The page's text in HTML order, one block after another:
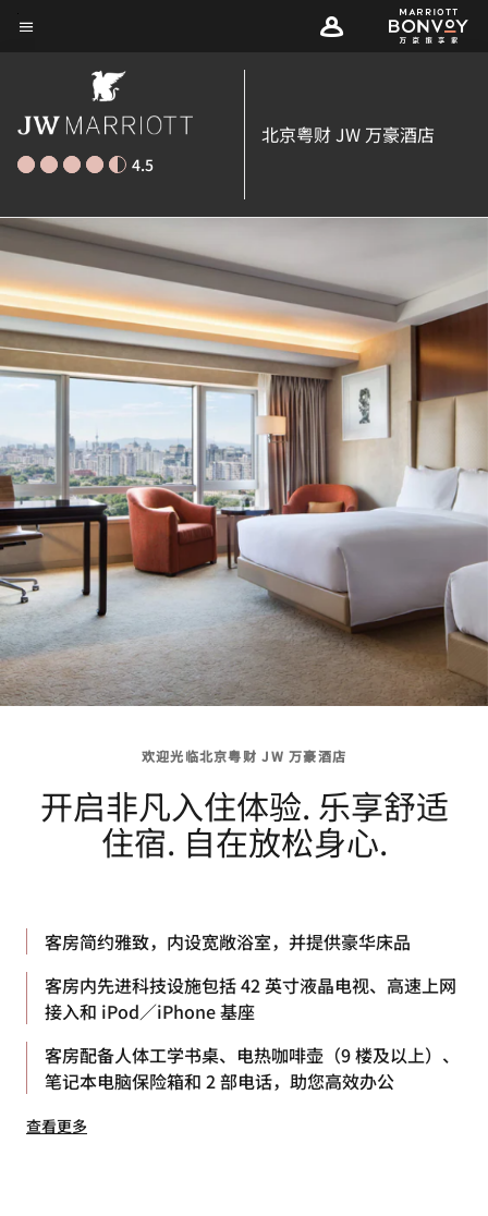
Skip
4.5
北京粤财 JW 万豪酒店
欢迎光临北京粤财 JW 万豪酒店
开启非凡入住体验. 乐享舒适
住宿. 自在放松身心.
客房简约雅致，内设宽敞浴室，并提供豪华床品
客房内先进科技设施包括 42 英寸液晶电视、高速上网
接入和 iPod／iPhone 基座
客房配备人体工学书桌、电热咖啡壶（9 楼及以上）、
笔记本电脑保险箱和 2 部电话，助您高效办公
查看更多